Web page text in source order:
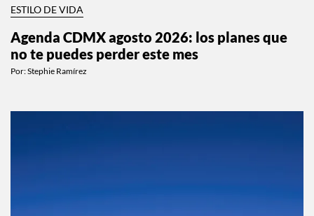
ESTILO DE VIDA
Agenda CDMX agosto 2026: los planes que
no te puedes perder este mes
Por:Stephie Ramírez